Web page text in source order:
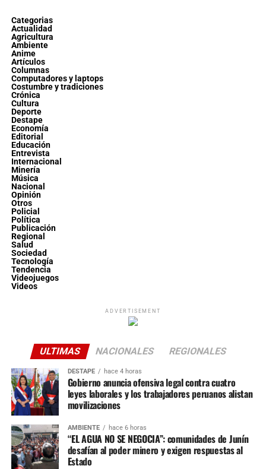
Categorias
Actualidad
Agricultura
Ambiente
Anime
Artículos
Columnas
Computadores y laptops
Costumbre y tradiciones
Crónica
Cultura
Deporte
Destape
Economía
Editorial
Educación
Entrevista
Internacional
Minería
Música
Nacional
Opinión
Otros
Policial
Política
Publicación
Regional
Salud
Sociedad
Tecnología
Tendencia
Videojuegos
Videos
ADVERTISEMENT
ULTIMAS NACIONALES REGIONALES
DESTAPE hace 4 horas
Gobierno anuncia ofensiva legal contra cuatro
leyes laborales y los trabajadores peruanos alistan
movilizaciones
AMBIENTE hace 6 horas
“EL AGUA NO SE NEGOCIA”: comunidades de Junín
desafían al poder minero y exigen respuestas al
Estado